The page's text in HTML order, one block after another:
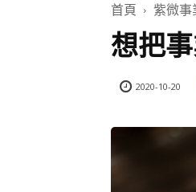
首頁 紫微事
想把
2020-10-20